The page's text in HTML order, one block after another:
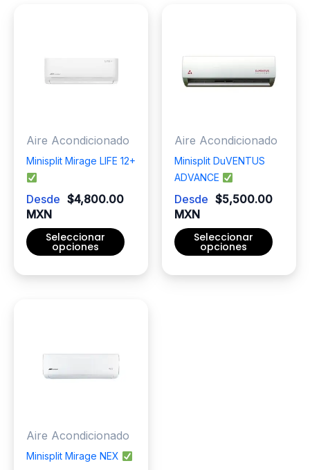
Aire Acondicionado
Minisplit Mirage LIFE 12+
Desde $4,800.00
MXN
Seleccionar
opciones
Las
opciones
en
la
Aire Acondicionado
Minisplit DuVENTUS
ADVANCE
Desde $5,500.00
MXN
Seleccionar
opciones
Aire Acondicionado
Minisplit Mirage NEX